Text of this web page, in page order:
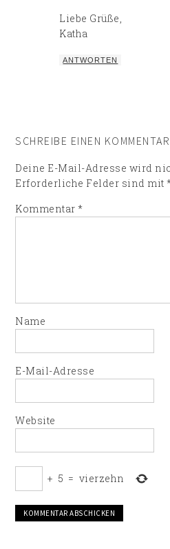
Liebe Grüße,
Katha
ANTWORTEN
SCHREIBE EINEN KOMMENTAR
Deine E-Mail-Adresse wird
Erforderliche Felder sind mit
Kommentar*
Name
E-Mail-Adresse
Website
+ 5 = vierzehn